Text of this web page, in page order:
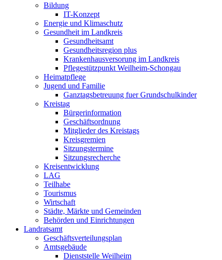
Bildung
IT-Konzept
Energie und Klimaschutz
Gesundheit im Landkreis
Gesundheitsamt
Gesundheitsregion plus
Krankenhausversorung im Landkreis
Pflegestützpunkt Weilheim-Schongau
Heimatpflege
Jugend und Familie
Ganztagsbetreuung fuer Grundschulkinder
Kreistag
Bürgerinformation
Geschäftsordnung
Mitglieder des Kreistags
Kreisgremien
Sitzungstermine
Sitzungsrecherche
Kreisentwicklung
LAG
Teilhabe
Tourismus
Wirtschaft
Städte, Märkte und Gemeinden
Behörden und Einrichtungen
Landratsamt
Geschäftsverteilungsplan
Amtsgebäude
Dienststelle Weilheim